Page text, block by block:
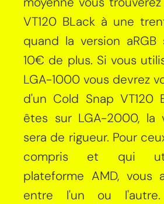
VT120 BLack à une
quand la version aRGB
10€ de plus. Si vous
LGA-1000 vous devrez
d'un Cold Snap VT120
êtes sur LGA-2000, la
sera de rigueur. Pour
compris et qui
plateforme AMD, vous
entre l'un ou l'autre.